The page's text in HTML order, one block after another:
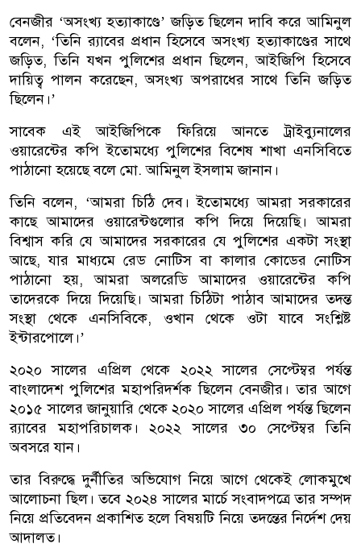
বেনজীর ‘অসংখ্য হত্যাকাণ্ডে’ জড়িত ছিলেন দাবি করে আমিনুল
বলেন, ‘তিনি র‍্যাবের প্রধান হিসেবে অসংখ্য হত্যাকাণ্ডের সাথে
জড়িত, তিনি যখন পুলিশের প্রধান ছিলেন, আইজিপি হিসেবে
দায়িত্ব পালন করেছেন, অসংখ্য অপরাধের সাথে তিনি জড়িত
ছিলেন।’
সাবেক এই আইজিপিকে ফিরিয়ে আনতে ট্রাইব্যুনালের
ওয়ারেন্টের কপি ইতোমধ্যে পুলিশের বিশেষ শাখা এনসিবিতে
পাঠানো হয়েছে বলে মো. আমিনুল ইসলাম জানান।
তিনি বলেন, ‘আমরা চিঠি দেব। ইতোমধ্যে আমরা সরকারের
কাছে আমাদের ওয়ারেন্টগুলোর কপি দিয়ে দিয়েছি। আমরা
বিশ্বাস করি যে আমাদের সরকারের যে পুলিশের একটা সংস্থা
আছে, যার মাধ্যমে রেড নোটিস বা কালার কোডের নোটিস
পাঠানো হয়, আমরা অলরেডি আমাদের ওয়ারেন্টের কপি
তাদেরকে দিয়ে দিয়েছি। আমরা চিঠিটা পাঠাব আমাদের তদন্ত
সংস্থা থেকে এনসিবিকে, ওখান থেকে ওটা যাবে সংশ্লিষ্ট
ইন্টারপোলে।’
২০২০ সালের এপ্রিল থেকে ২০২২ সালের সেপ্টেম্বর পর্যন্ত
বাংলাদেশ পুলিশের মহাপরিদর্শক ছিলেন বেনজীর। তার আগে
২০১৫ সালের জানুয়ারি থেকে ২০২০ সালের এপ্রিল পর্যন্ত ছিলেন
র‌্যাবের মহাপরিচালক। ২০২২ সালের ৩০ সেপ্টেম্বর তিনি
অবসরে যান।
তার বিরুদ্ধে দুর্নীতির অভিযোগ নিয়ে আগে থেকেই লোকমুখে
আলোচনা ছিল। তবে ২০২৪ সালের মার্চে সংবাদপত্রে তার সম্পদ
নিয়ে প্রতিবেদন প্রকাশিত হলে বিষয়টি নিয়ে তদন্তের নির্দেশ দেয়
আদালত।